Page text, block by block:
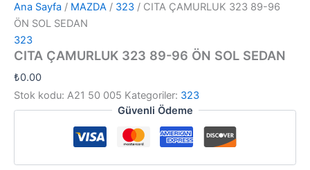
Ana Sayfa / MAZDA / 323 / CITA ÇAMURLUK 323 89-96
ÖN SOL SEDAN
323
CITA ÇAMURLUK 323 89-96 ÖN SOL SEDAN
₺0.00
Stok kodu: A21 50 005 Kategoriler: 323
Güvenli Ödeme